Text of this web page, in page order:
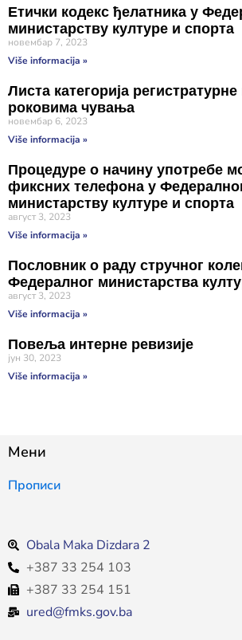
Етички кодекс ђелатника у
министарству културе и спорта
новембар 7, 2023
Više informacija »
Листа категорија
роковима чувања
новембар 6, 2023
Više informacija »
Процедуре о начину употребе
фиксних телефона у
министарству културе и спорта
август 3, 2023
Više informacija »
Пословник о раду стручног
Федералног министарства
август 3, 2023
Više informacija »
Повеља интерне ревизије
јун 30, 2023
Više informacija »
Мени
Прописи
Obala Maka Dizdara 2
+387 33 254 103
+387 33 254 151
ured@fmks.gov.ba